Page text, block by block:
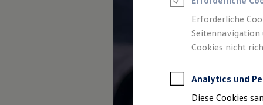
Elektromobilität bei Gebrauchtwagen
Gebrauchtwagen Leasing
Junge Gebrauchtwagen-Leasing
Erforderliche
Seitennavigation
Cookies nicht
Analytics und
Diese Cookies